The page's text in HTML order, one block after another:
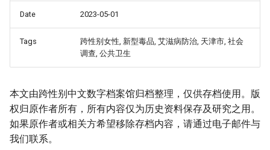
Date 2023-05-01
Tags
跨性别女性, 新型毒品, 艾滋病防治, 天津市, 社会
调查, 公共卫生
本文由跨性别中文数字档案馆归档整理，仅供存档使用。版
权归原作者所有，所有内容仅为历史资料保存及研究之用。
如果原作者或相关方希望移除存档内容，请通过电子邮件与
我们联系。